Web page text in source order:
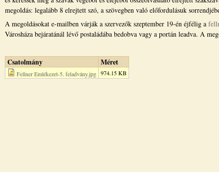
megoldás: legalább 8 elrejtett szó, a szövegben való előfordulásuk
A megoldásokat e-mailben várják a szervezők szeptember 19-én éjfélig a
Városháza bejáratánál lévő postaládába bedobva vagy a portán leadva. A
Csatolmány Méret
Fellner Emlékezet-5. feladvány.jpg 974.15 KB